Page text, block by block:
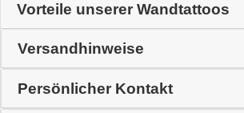
Vorteile unserer Wandtattoos
Versandhinweise
Persönlicher Kontakt